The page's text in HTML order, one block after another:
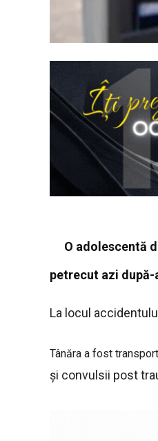
O adolescentă
petrecut azi după-
La locul
Tânăra a fost
și convulsii post